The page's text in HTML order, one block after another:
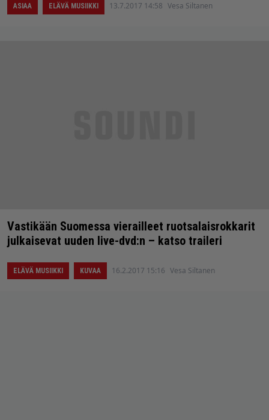
ASIAA ELÄVÄ MUSIIKKI 13.7.2017 14:58 Vesa Siltanen
Vastikään Suomessa vierailleet ruotsalaisrokkarit
julkaisevat uuden live-dvd:n – katso traileri
ELÄVÄ MUSIIKKI KUVAA 16.2.2017 15:16 Vesa Siltanen